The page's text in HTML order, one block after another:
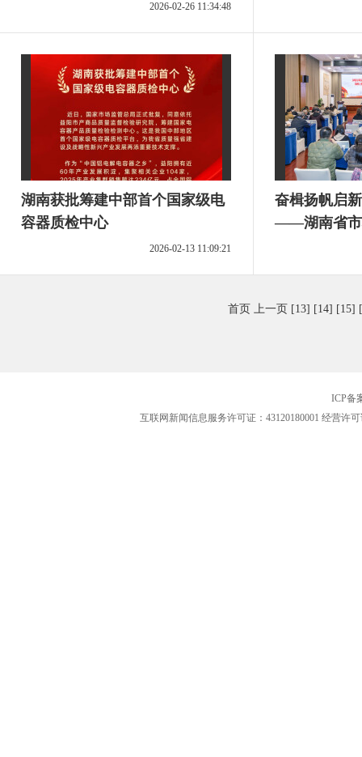
2026-02-26 11:34:48
湖南获批筹建中部首个国家级电
容器质检中心
2026-02-13 11:09:21
奋楫扬帆启新程 笃行实干
——湖南省市
首页 上一页 [13] [14] [15]
ICP备
互联网新闻信息服务许可证：43120180001 经营许可